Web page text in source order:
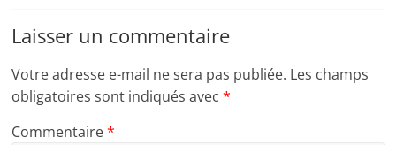
Laisser un commentaire
Votre adresse e-mail ne sera pas publiée. Les champs
obligatoires sont indiqués avec*
Commentaire*